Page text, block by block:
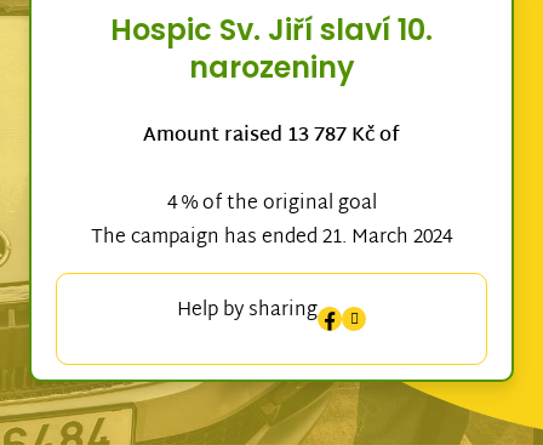
Hospic Sv. Jiří slaví 10.
narozeniny
Amount raised 13 787 Kč of
4 % of the original goal
The campaign has ended 21. March 2024
Help by sharing